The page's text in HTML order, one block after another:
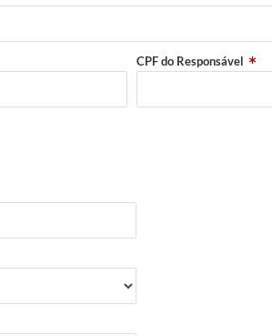
CPF do Responsável